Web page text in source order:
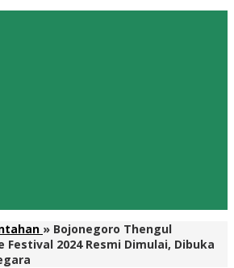
» Bojonegoro Thengul
2024 Resmi Dimulai, Dibuka